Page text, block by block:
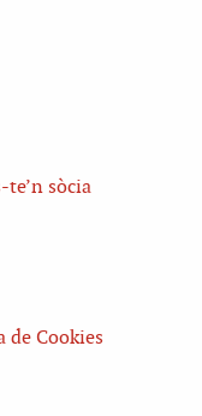
te’n sòcia
de Cookies